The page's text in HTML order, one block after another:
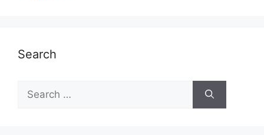
Search